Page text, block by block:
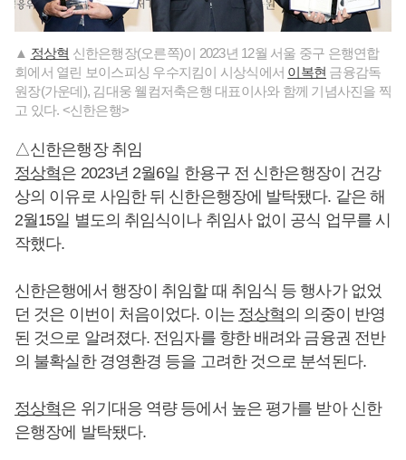
▲ 정상혁 신한은행장(오른쪽)이 2023년 12월 서울 중구 은행연합
회에서 열린 보이스피싱 우수지킴이 시상식에서 이복현 금융감독
원장(가운데), 김대웅 웰컴저축은행 대표이사와 함께 기념사진을 찍
고 있다. <신한은행>
△신한은행장 취임
정상혁은 2023년 2월6일 한용구 전 신한은행장이 건강
상의 이유로 사임한 뒤 신한은행장에 발탁됐다. 같은 해
2월15일 별도의 취임식이나 취임사 없이 공식 업무를 시
작했다.
신한은행에서 행장이 취임할 때 취임식 등 행사가 없었
던 것은 이번이 처음이었다. 이는 정상혁의 의중이 반영
된 것으로 알려졌다. 전임자를 향한 배려와 금융권 전반
의 불확실한 경영환경 등을 고려한 것으로 분석된다.
정상혁은 위기대응 역량 등에서 높은 평가를 받아 신한
은행장에 발탁됐다.